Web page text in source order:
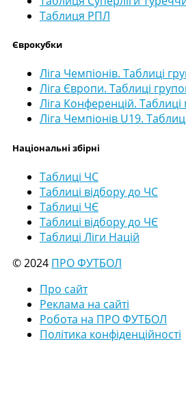
Таблиця РПЛ
Єврокубки
Ліга Чемпіонів. Таблиці
Ліга Європи. Таблиці
Ліга Конференцій.
Ліга Чемпіонів U19.
Національні збірні
Таблиці ЧС
Таблиці відбору до ЧС
Таблиці ЧЄ
Таблиці відбору до ЧЄ
Таблиці Ліги Націй
© 2024 ПРО ФУТБОЛ
Про сайт
Реклама на сайті
Робота на ПРО ФУТБОЛ
Політика конфіденційності